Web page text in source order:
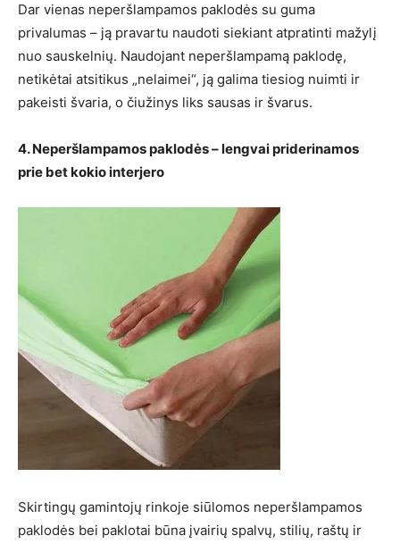
Dar vienas neperšlampamos paklodės su guma
privalumas – ją pravartu naudoti siekiant atpratinti mažylį
nuo sauskelnių. Naudojant neperšlampamą paklodę,
netikėtai atsitikus „nelaimei“, ją galima tiesiog nuimti ir
pakeisti švaria, o čiužinys liks sausas ir švarus.
4. Neperšlampamos paklodės – lengvai priderinamos
prie bet kokio interjero
Skirtingų gamintojų rinkoje siūlomos neperšlampamos
paklodės bei paklotai būna įvairių spalvų, stilių, raštų ir